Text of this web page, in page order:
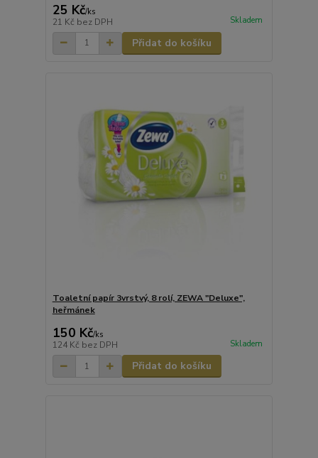
25 Kč/ks
21 Kč bez DPH Skladem
Přidat do košíku
Toaletní papír 3vrstvý, 8 rolí, ZEWA "Deluxe",
heřmánek
150 Kč/ks
124 Kč bez DPH Skladem
Přidat do košíku